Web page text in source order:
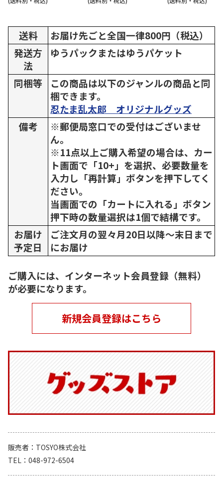
送料
お届け先ごと全国一律800円（税込）
発送方
法
ゆうパックまたはゆうパケット
同梱等
この商品は以下のジャンルの商品と同
梱できます。
忍たま乱太郎 オリジナルグッズ
備考
※郵便局窓口での受付はございませ
ん。
※11点以上ご購入希望の場合は、カー
ト画面で「10+」を選択、必要数量を
入力し「再計算」ボタンを押下してく
ださい。
当画面での「カートに入れる」ボタン
押下時の数量選択は1個で結構です。
お届け
予定日
ご注文月の翌々月20日以降～末日まで
にお届け
ご購入には、インターネット会員登録（無料）
が必要になります。
新規会員登録はこちら
販売者
TOSYO株式会社
TEL
048-972-6504